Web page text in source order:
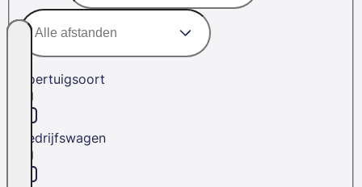
Voertuigsoort
Bedrijfswagen